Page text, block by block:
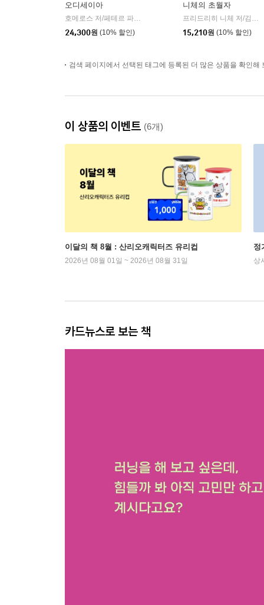
오디세이아
호메로스 저/페테르 파울 루벤스 그림/박문재 역 |
현대지성
24,300원 (10% 할인)
니체의 초월자
프리드리히 니체 저/김철 편역
15,210원 (10% 할인)
검색 페이지에서 선택된 태그에 등록된 더 많은 상품을 확인해
이 상품의 이벤트 (6개)
이달의 책 8월 : 산리오캐릭터즈 유리컵
2026년 08월 01일 ~ 2026년 08월 31일
정
상
카드뉴스로 보는 책